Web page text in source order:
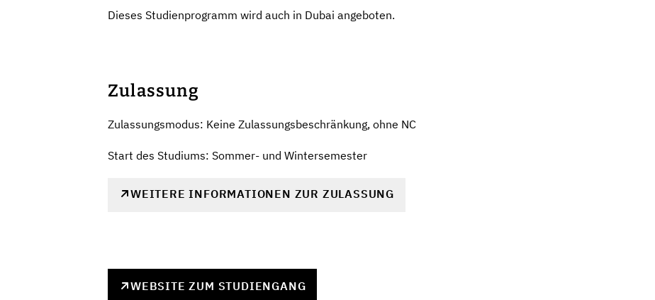
Dieses Studienprogramm wird auch in Dubai angeboten.
Zulassung
Zulassungsmodus: Keine Zulassungsbeschränkung, ohne NC
Start des Studiums: Sommer- und Wintersemester
WEITERE INFORMATIONEN ZUR ZULASSUNG
WEBSITE ZUM STUDIENGANG